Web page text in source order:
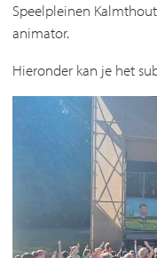
Speelpleinen
animator.
Hieronder kan je het